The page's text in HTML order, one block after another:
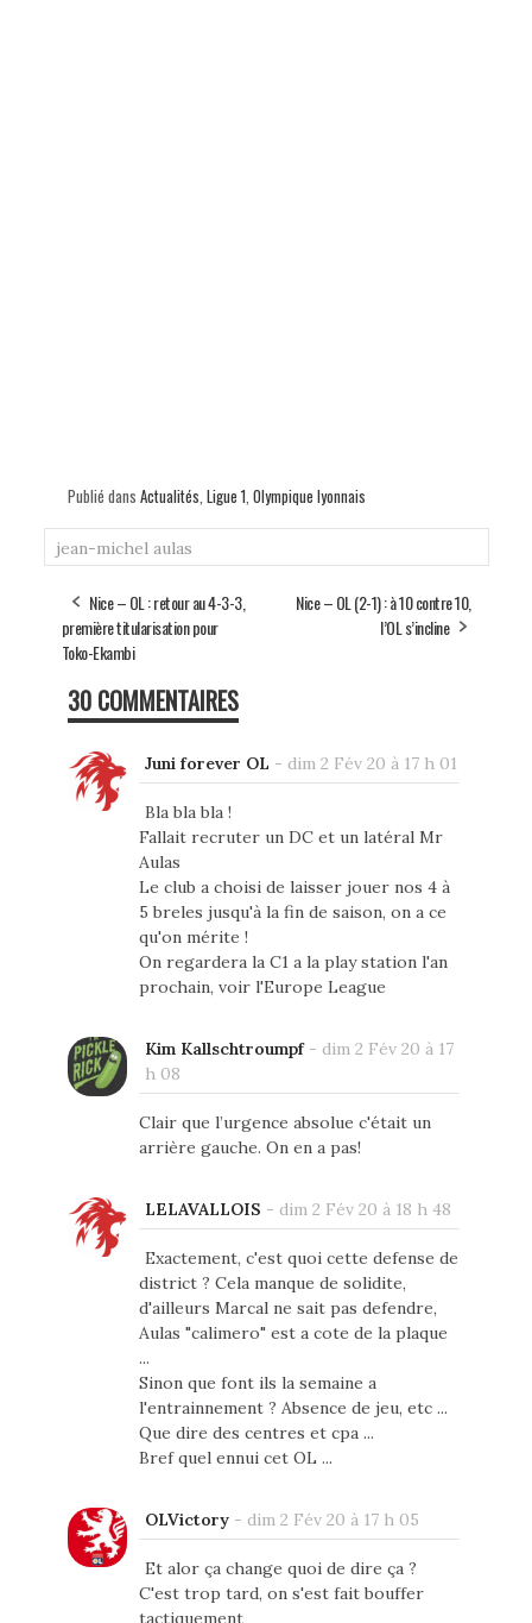
Publié dans Actualités Ligue 1 Olympique lyonnais
jean-michel aulas
Nice – OL : retour au 4-3-3,
première titularisation pour
Toko-Ekambi
Nice – OL (2-1) : à 10 contre 10,
l’OL s’incline
30 COMMENTAIRES
Juni forever OL - dim 2 Fév 20 à 17 h 01
Bla bla bla !
Fallait recruter un DC et un latéral Mr
Aulas
Le club a choisi de laisser jouer nos 4 à
5 breles jusqu'à la fin de saison, on a ce
qu'on mérite !
On regardera la C1 a la play station l'an
prochain, voir l'Europe League
Kim Kallschtroumpf- dim 2 Fév 20 à 17
h 08
Clair que l’urgence absolue c'était un
arrière gauche. On en a pas!
LELAVALLOIS - dim 2 Fév 20 à 18 h 48
Exactement, c'est quoi cette defense de
district ? Cela manque de solidite,
d'ailleurs Marcal ne sait pas defendre,
Aulas "calimero" est a cote de la plaque
...
Sinon que font ils la semaine a
l'entrainnement ? Absence de jeu, etc ...
Que dire des centres et cpa ...
Bref quel ennui cet OL ...
OLVictory- dim 2 Fév 20 à 17 h 05
Et alor ça change quoi de dire ça ?
C'est trop tard, on s'est fait bouffer
tactiquement